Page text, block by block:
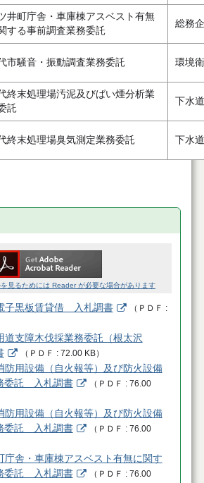
井町庁舎・車庫棟アスベスト有無
する事前調査業務委託
総務
市騒音・振動調査業務委託 環境
終末処理場汚泥及びばい煙分析業
託
下水
終末処理場臭気測定業務委託 下水
見るためには Reader が必要な場合があります
黒板賃貸借 入札調書 （ ＰＤＦ
支障木伐採業務委託（根太沢
（ ＰＤＦ 72.00 KB）
用設備（自火報等）及び防火設備
委託 入札調書
（ ＰＤＦ
76.00
用設備（自火報等）及び防火設備
委託 入札調書
（ ＰＤＦ
76.00
舎・車庫棟アスベスト有無に関す
委託 入札調書
（ ＰＤＦ
76.00